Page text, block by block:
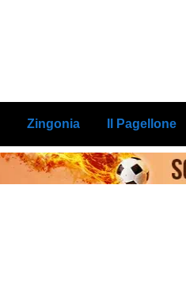
Zingonia Il Pagellone